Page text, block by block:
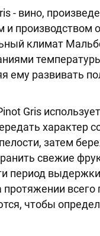
- вино,
и
климат
ему развивать
Gris
характер
затем
свежие
период
протяжении
чтобы